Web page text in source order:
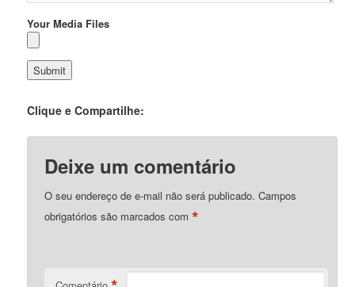
Your Media Files
Clique e Compartilhe:
Deixe um comentário
O seu endereço de e-mail não será publicado. Campos
obrigatórios são marcados com*